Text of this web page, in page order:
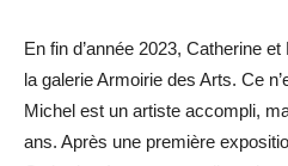
En fin d’année 2023, Catherine
la galerie Armoirie des Arts. Ce
Michel est un artiste accompli,
ans. Après une première